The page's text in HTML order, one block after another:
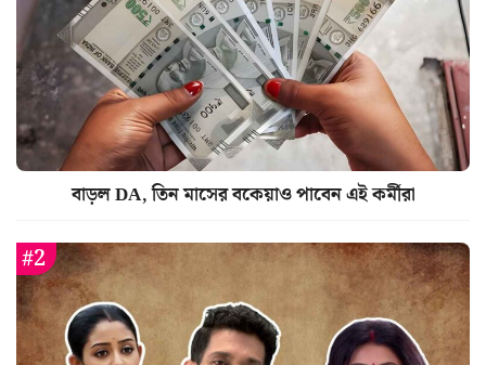
বাড়ল DA, তিন মাসের বকেয়াও পাবেন এই কর্মীরা